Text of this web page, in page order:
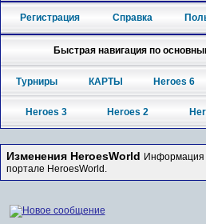
Регистрация Справка
Быстрая навигация по
Турниры КАРТЫ Heroes 6
Heroes 3 Heroes 2
Изменения HeroesWorld Информация
портале HeroesWorld.